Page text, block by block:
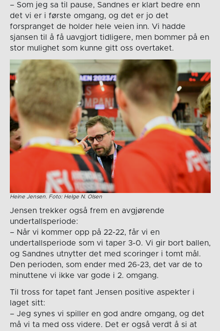
– Som jeg sa til pause, Sandnes er klart bedre enn
det vi er i første omgang, og det er jo det
forspranget de holder hele veien inn. Vi hadde
sjansen til å få uavgjort tidligere, men bommer på en
stor mulighet som kunne gitt oss overtaket.
Heine Jensen. Foto: Helge N. Olsen
Jensen trekker også frem en avgjørende
undertallsperiode:
– Når vi kommer opp på 22-22, får vi en
undertallsperiode som vi taper 3-0. Vi gir bort ballen,
og Sandnes utnytter det med scoringer i tomt mål.
Den perioden, som ender med 26-23, det var de to
minuttene vi ikke var gode i 2. omgang.
Til tross for tapet fant Jensen positive aspekter i
laget sitt:
– Jeg synes vi spiller en god andre omgang, og det
må vi ta med oss videre. Det er også verdt å si at